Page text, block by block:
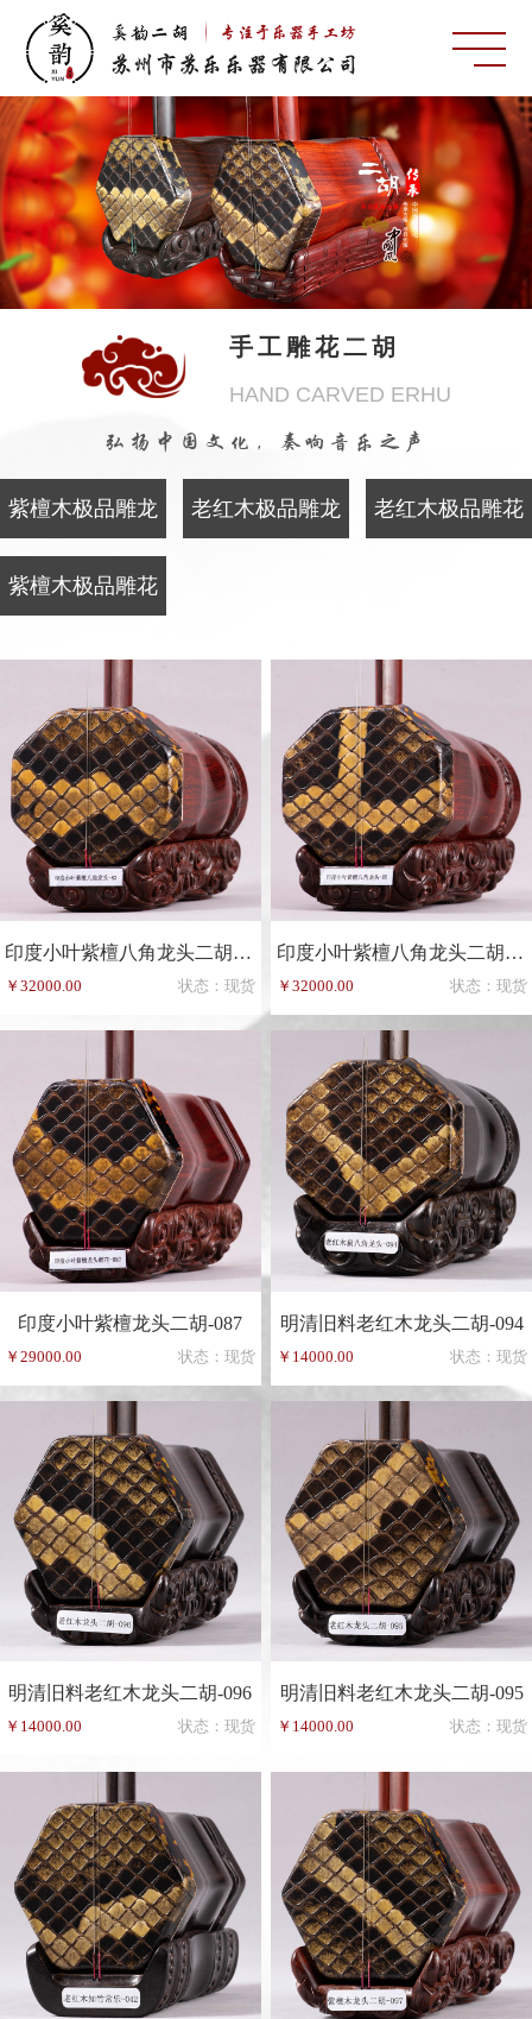
手工雕花二胡
HAND CARVED ERHU
弘扬中国文化，奏响音乐之声
紫檀木极品雕龙 老红木极品雕龙 老红木极品雕花
紫檀木极品雕花
印度小叶紫檀八角龙头二胡-83
￥32000.00 状态：现货
印度小叶紫檀八角龙头二胡-85
￥32000.00 状态：现货
印度小叶紫檀龙头二胡-087
￥29000.00 状态：现货
明清旧料老红木龙头二胡-094
￥14000.00 状态：现货
明清旧料老红木龙头二胡-096
￥14000.00 状态：现货
明清旧料老红木龙头二胡-095
￥14000.00 状态：现货